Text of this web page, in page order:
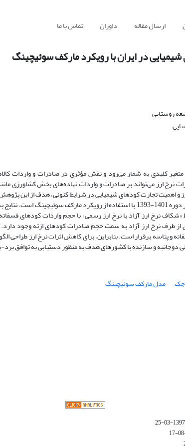
ارسال مقاله داوران تماس با ما
در ایران با رویکرد مارکف سوئیچینگ
روستایی
متغیر کلیدی به شمار می‌رود و نقش مؤثری در صادرات و واردات
نرخ ارز می‌تواند بر صادرات و واردات نهاده‌های بخش کشاورزی
کووید-19 و جنگ اوکراین بر نرخ ارز و اهمیت تجارت کودهای شیمیایی در شرایط کنونی،
حجم واردات و صادرات کودهای شیمیایی با استفاده از داده‌های فصلی در دوره 1401-1393 با استفاده
«شکاف نرخ ارز آزاد با نرخ ارز رسمی» با حجم واردات کودهای
طرف نرخ ارز آزاد به سمت حجم صادرات کودهای ازته وجود
و پتاسه برقرار است. بنابراین، برای کاهش اثرات نرخ ارز طراحی
دوجانبه و سازنده با کشورهای هدف به منظور دستیابی به توافق
مدل مارکف سوئیچینگ
1397-03-25